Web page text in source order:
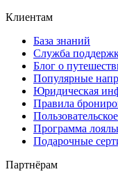
Клиентам
База знаний
Служба
Блог о
Популярные
Юридическая
Правила
Программа
Подарочные
Партнёрам